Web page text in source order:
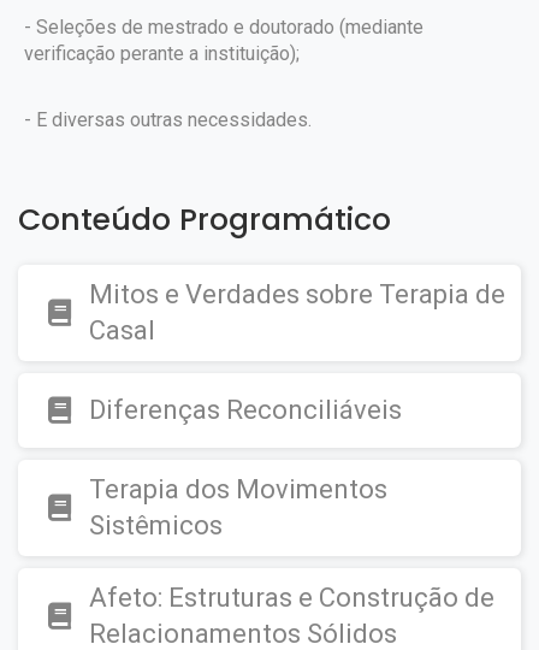
- Seleções de mestrado e doutorado (mediante
verificação perante a instituição);
- E diversas outras necessidades.
Conteúdo Programático
Mitos e Verdades sobre Terapia de
Casal
Diferenças Reconciliáveis
Terapia dos Movimentos
Sistêmicos
Afeto: Estruturas e Construção de
Relacionamentos Sólidos